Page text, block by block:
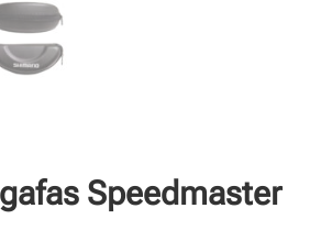
Speedmaster